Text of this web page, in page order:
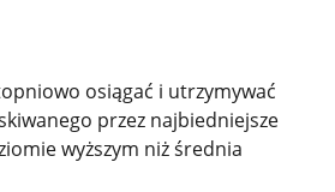
osiągać i utrzymywać
przez najbiedniejsze
wyższym niż średnia